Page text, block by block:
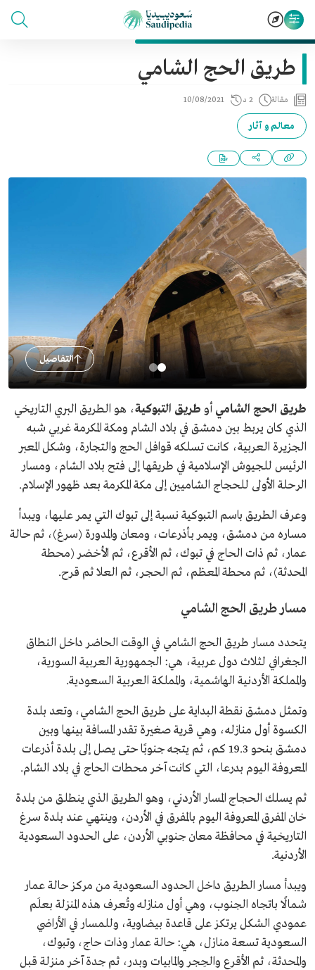
طريق الحج الشامي
مقالة 2 د 10/08/2021
معالم و آثار
التفاصيل
طريق الحج الشامي أو طريق التبوكية، هو الطريق البري التاريخي
الذي كان يربط بين دمشق في بلاد الشام ومكة المكرمة غربي شبه
الجزيرة العربية، كانت تسلكه قوافل الحج والتجارة، وشكل المعبر
الرئيس للجيوش الإسلامية في طريقها إلى فتح بلاد الشام، ومسار
الرحلة الأولى للحجاج الشاميين إلى مكة المكرمة بعد ظهور الإسلام.
وعرف الطريق باسم التبوكية نسبة إلى تبوك التي يمر عليها، ويبدأ
مساره من دمشق، ويمر بأذرعات، ومعان والمدورة (سرغ)، ثم حالة
عمار، ثم ذات الحاج في تبوك، ثم الأقرع، ثم الأخضر (محطة
المحدثة)، ثم محطة المعظم، ثم الحجر، ثم العلا ثم قرح.
مسار طريق الحج الشامي
يتحدد مسار طريق الحج الشامي في الوقت الحاضر داخل النطاق
الجغرافي لثلاث دول عربية، هي: الجمهورية العربية السورية،
والمملكة الأردنية الهاشمية، والمملكة العربية السعودية.
وتمثل دمشق نقطة البداية على طريق الحج الشامي، وتعد بلدة
الكسوة أول منازله، وهي قرية صغيرة تقدر المسافة بينها وبين
دمشق بنحو 19.3 كم، ثم يتجه جنوبًا حتى يصل إلى بلدة أذرعات
المعروفة اليوم بدرعا، التي كانت آخر محطات الحاج في بلاد الشام.
ثم يسلك الحجاج المسار الأردني، وهو الطريق الذي ينطلق من بلدة
خان المفرق المعروفة اليوم بالمفرق في الأردن، وينتهي عند بلدة سرغ
التاريخية في محافظة معان جنوبي الأردن، على الحدود السعودية
الأردنية.
ويبدأ مسار الطريق داخل الحدود السعودية من مركز حالة عمار
شمالًا باتجاه الجنوب، وهي أول منازله وتُعرف هذه المنزلة بعلَم
عمودي الشكل يرتكز على قاعدة بيضاوية، وللمسار في الأراضي
السعودية تسعة منازل، هي: حالة عمار وذات حاج، وتبوك،
والمحدثة، ثم الأقرع والحِجر والمابيات وبدر، ثم جدة آخر منزلة قبل